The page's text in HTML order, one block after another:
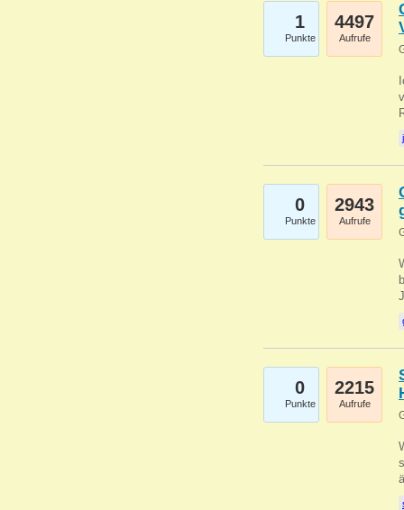
1
Punkte
4497
Aufrufe
0
Punkte
2943
Aufrufe
0
Punkte
2215
Aufrufe